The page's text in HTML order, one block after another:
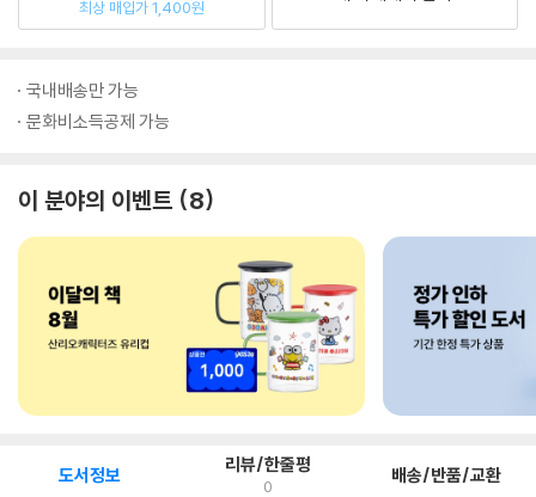
최상 매입가 1,400원
국내배송만 가능
문화비소득공제 가능
이 분야의 이벤트 8
도서정보 리뷰/한줄평
0 배송/반품/교환